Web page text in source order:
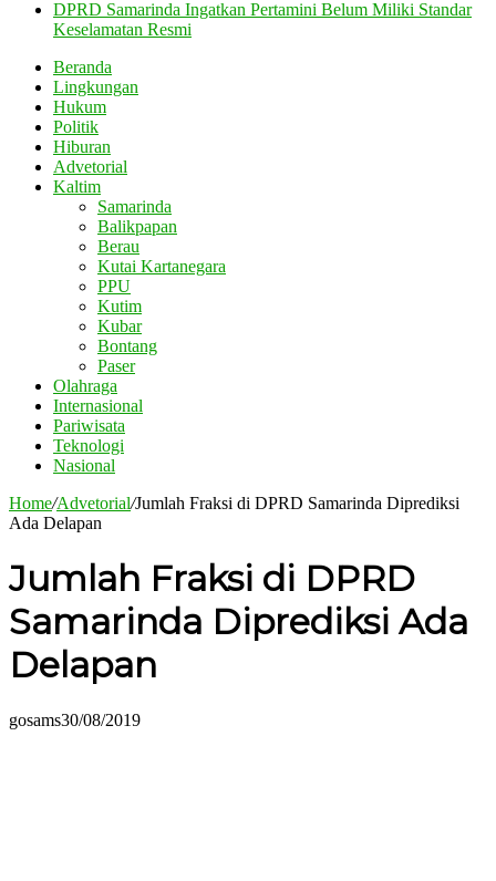
DPRD Samarinda Ingatkan Pertamini Belum Miliki Standar
Keselamatan Resmi
Beranda
Lingkungan
Hukum
Politik
Hiburan
Advetorial
Kaltim
Samarinda
Balikpapan
Berau
Kutai Kartanegara
PPU
Kutim
Kubar
Bontang
Paser
Olahraga
Internasional
Pariwisata
Teknologi
Nasional
Home/Advetorial/Jumlah Fraksi di DPRD Samarinda Diprediksi
Ada Delapan
Jumlah Fraksi di DPRD
Samarinda Diprediksi Ada
Delapan
gosams30/08/2019